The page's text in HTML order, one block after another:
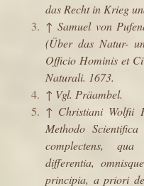
das Recht in Krieg
↑ Samuel von
(Über das Natur-
Officio Hominis et
Naturali. 1673.
↑ Vgl. Präambel.
↑ Christiani Wolfii
Methodo
complectens,
differentia,
principia, a priori